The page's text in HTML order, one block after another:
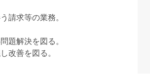
請求等の業務。
題解決を図る。
改善を図る。